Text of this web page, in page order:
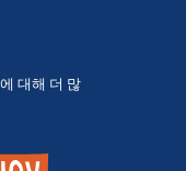
대해 더 많